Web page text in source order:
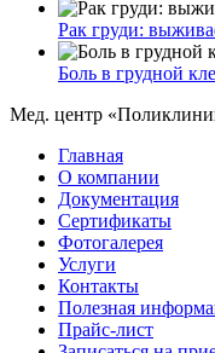
Рак груди:
Боль в грудной
Мед. центр
Главная
О компании
Документация
Сертификаты
Фотогалерея
Услуги
Контакты
Полезная
Прайс-лист